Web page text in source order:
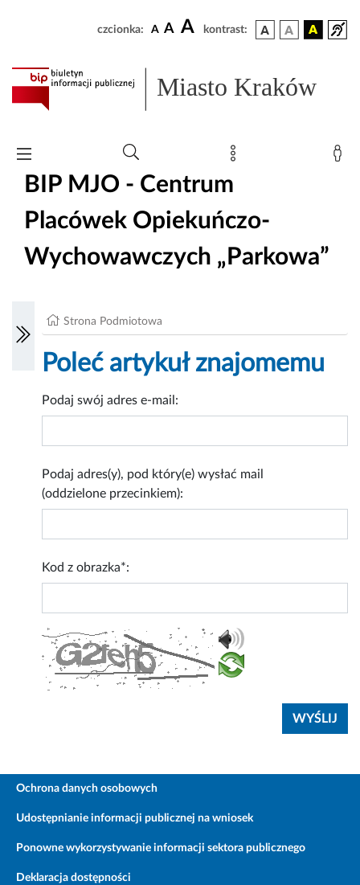
czcionka: A A A kontrast:
Miasto Kraków
BIP MJO - Centrum
Placówek Opiekuńczo-
Wychowawczych „Parkowa”
Strona Podmiotowa
Poleć artykuł znajomemu
Podaj swój adres e-mail:
Podaj adres(y), pod który(e) wysłać mail
(oddzielone przecinkiem):
Kod z obrazka*:
Ochrona danych osobowych
Udostępnianie informacji publicznej na wniosek
Ponowne wykorzystywanie informacji sektora publicznego
Deklaracja dostępności